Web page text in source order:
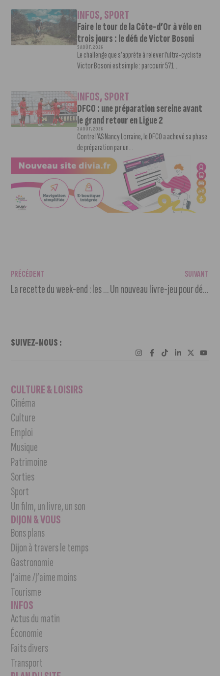
INFOS,SPORT
Faire le tour de la Côte-d’Or à vélo en
trois jours : le défi de Victor Bosoni
5 AOÛT, 2026
Le challenge que s’apprête à relever l’ultra-cycliste
Victor Bosoni est simple : parcourir 571...
INFOS,SPORT
DFCO : une préparation sereine avant
le grand retour en Ligue 2
3 AOÛT, 2026
Contre l’AS Nancy Lorraine, le DFCO a achevé sa phase
de préparation par un...
PRÉCÉDENT
La recette du week-end : les Pâtes alla Norma
SUIVANT
Un nouveau livre-jeu pour découvrir et s’amuser à Dijon
SUIVEZ-NOUS :
CULTURE & LOISIRS
Cinéma
Culture
Emploi
Musique
Patrimoine
Sorties
Sport
Un film, un livre, un son
DIJON & VOUS
Bons plans
Dijon à travers le temps
Gastronomie
J’aime /J’aime moins
Tourisme
INFOS
Actus du matin
Économie
Faits divers
Transport